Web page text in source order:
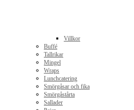
Villkor
Buffé
Tallrikar
Mingel
Wraps
Lunchcatering
Smörgåsar och fika
Smörgåstårta
Sallader